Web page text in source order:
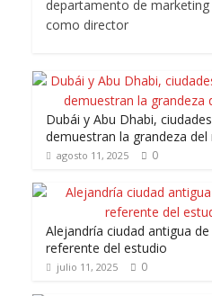
departamento de
como director
Dubái y Abu Dhabi,
demuestran la grandeza del
agosto 11, 2025 0
Alejandría ciudad antigua
referente del estudio
julio 11, 2025 0